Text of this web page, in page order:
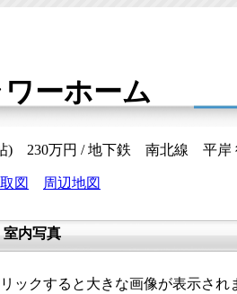
ーホーム
) 230万円 / 地下鉄 南北線 平岸
図 周辺地図
室内写真
ックすると大きな画像が表示され